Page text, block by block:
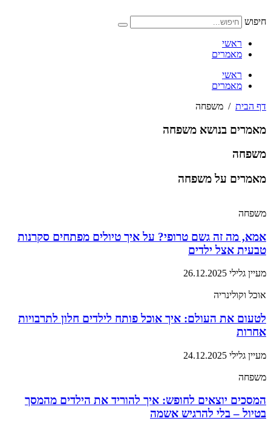
לתוכן
חיפוש
ראשי
מאמרים
ראשי
מאמרים
דף הבית / משפחה
מאמרים בנושא משפחה
משפחה
מאמרים על משפחה
משפחה
אמא, מה זה גשם טרופי? על איך טיולים מפתחים סקרנות
טבעית אצל ילדים
מעיין גלילי 26.12.2025
אוכל וקולינריה
לטעום את העולם: איך אוכל פותח לילדים חלון לתרבויות
אחרות
מעיין גלילי 24.12.2025
משפחה
המסכים יוצאים לחופש: איך להוריד את הילדים מהמסך
בטיול – בלי להרגיש אשמה